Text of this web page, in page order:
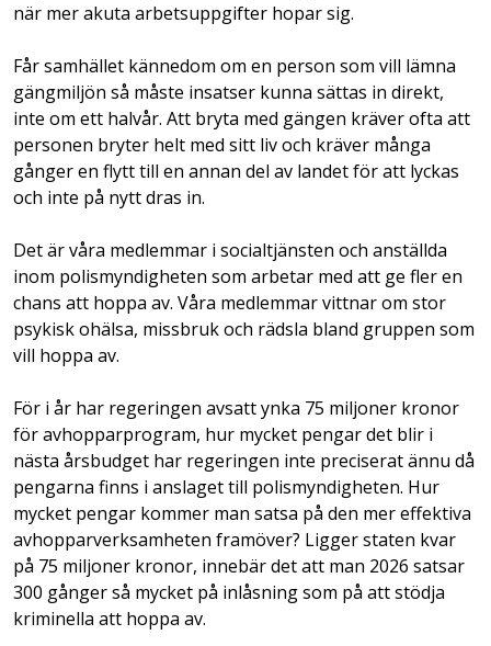
när mer akuta arbetsuppgifter hopar sig.
Får samhället kännedom om en person som vill lämna
gängmiljön så måste insatser kunna sättas in direkt,
inte om ett halvår. Att bryta med gängen kräver ofta att
personen bryter helt med sitt liv och kräver många
gånger en flytt till en annan del av landet för att lyckas
och inte på nytt dras in.
Det är våra medlemmar i socialtjänsten och anställda
inom polismyndigheten som arbetar med att ge fler en
chans att hoppa av. Våra medlemmar vittnar om stor
psykisk ohälsa, missbruk och rädsla bland gruppen som
vill hoppa av.
För i år har regeringen avsatt ynka 75 miljoner kronor
för avhopparprogram, hur mycket pengar det blir i
nästa årsbudget har regeringen inte preciserat ännu då
pengarna finns i anslaget till polismyndigheten. Hur
mycket pengar kommer man satsa på den mer effektiva
avhopparverksamheten framöver? Ligger staten kvar
på 75 miljoner kronor, innebär det att man 2026 satsar
300 gånger så mycket på inlåsning som på att stödja
kriminella att hoppa av.